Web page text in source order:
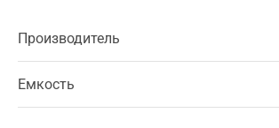
Производитель
Емкость